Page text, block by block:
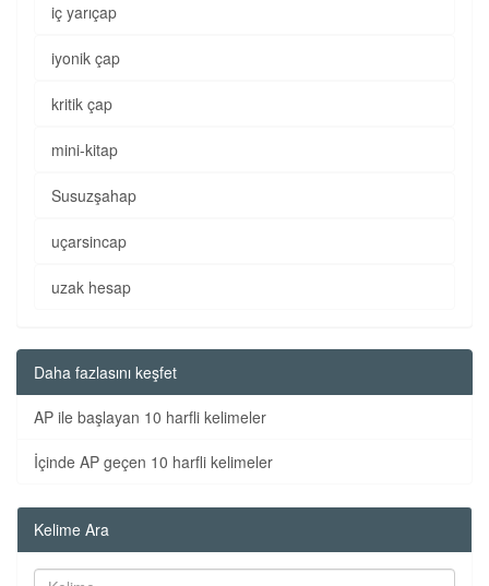
iç yarıçap
iyonik çap
kritik çap
mini-kitap
Susuzşahap
uçarsincap
uzak hesap
Daha fazlasını keşfet
AP ile başlayan 10 harfli kelimeler
İçinde AP geçen 10 harfli kelimeler
Kelime Ara